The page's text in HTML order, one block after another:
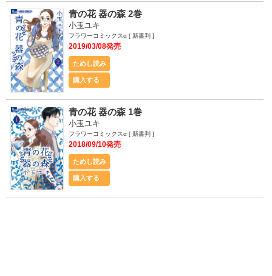
2019/03/08発売
小玉ユキ
青の花 器の森 2巻
フラワーコミックスα [ 新書判 ]
ためし読み
購入する
2018/09/10発売
小玉ユキ
青の花 器の森 1巻
フラワーコミックスα [ 新書判 ]
ためし読み
購入する